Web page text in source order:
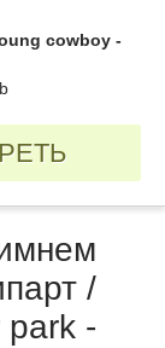
cowboy -
/
park -